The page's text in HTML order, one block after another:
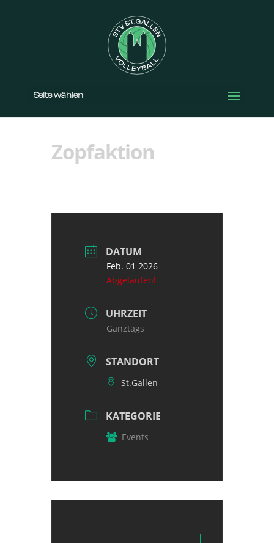
Seite wählen
Zopfaktion
DATUM
Feb. 01 2026
Abgelaufen!
UHRZEIT
Ganztags
STANDORT
St.Gallen
KATEGORIE
Events